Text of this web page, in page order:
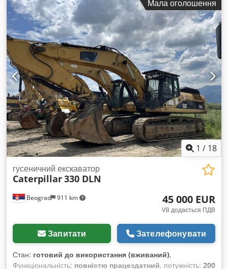
мотогодини:2 500 h, Обладнання:
кабіна, палетні вилки,
пристрій швидкої заміни, стандартна лопата , CAT 906M
фронтальний навантажувач Рік випуску: 2016 Вила + ківш +
швидкознімний механізм 3 гідравлічні контури керування
Chjdpfjzidgqox An Iea Ширина ковша: 185 см Висота
вивантаження: 3,10 м Висота машини: приблизно 246 см
Мала оголошення
1 / 18
Beograd 911 km
гусеничний екскаватор
Caterpillar330 DLN
45 000 EUR
VB додається ПДВ
Запитати Зателефонувати
Стан: готовий до використання (вживаний),
Функціональність: повністю працездатний, потужність: 200